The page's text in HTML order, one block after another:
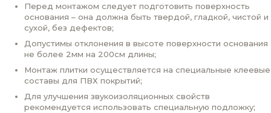
Перед монтажом следует подготовить поверхность
основания – она должна быть твердой, гладкой, чистой и
сухой, без дефектов;
Допустимы отклонения в высоте поверхности основания
не более 2мм на 200см длины;
Монтаж плитки осуществляется на специальные клеевые
составы для ПВХ покрытий;
Для улучшения звукоизоляционных свойств
рекомендуется использовать специальную подложку;